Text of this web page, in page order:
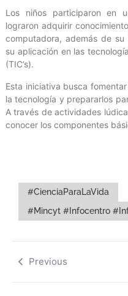
Los niños participaron en
lograron adquirir
computadora, además de
su aplicación en las
(TIC’s).
Esta iniciativa busca
la tecnología y prepararlos
A través de actividades
conocer los componentes
#CienciaParaLaVida
#Mincyt #Infocentro
Previous